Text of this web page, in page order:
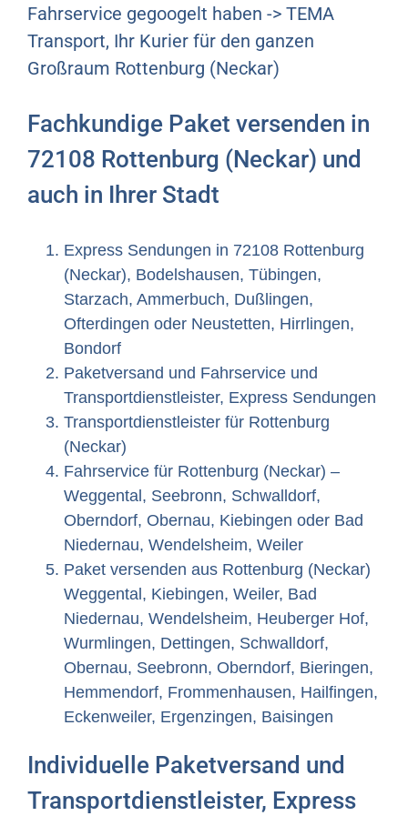
Fahrservice gegoogelt haben -> TEMA
Transport, Ihr Kurier für den ganzen
Großraum Rottenburg (Neckar)
Fachkundige Paket versenden in
72108 Rottenburg (Neckar) und
auch in Ihrer Stadt
Express Sendungen in 72108 Rottenburg
(Neckar), Bodelshausen, Tübingen,
Starzach, Ammerbuch, Dußlingen,
Ofterdingen oder Neustetten, Hirrlingen,
Bondorf
Paketversand und Fahrservice und
Transportdienstleister, Express Sendungen
Transportdienstleister für Rottenburg
(Neckar)
Fahrservice für Rottenburg (Neckar) –
Weggental, Seebronn, Schwalldorf,
Oberndorf, Obernau, Kiebingen oder Bad
Niedernau, Wendelsheim, Weiler
Paket versenden aus Rottenburg (Neckar)
Weggental, Kiebingen, Weiler, Bad
Niedernau, Wendelsheim, Heuberger Hof,
Wurmlingen, Dettingen, Schwalldorf,
Obernau, Seebronn, Oberndorf, Bieringen,
Hemmendorf, Frommenhausen, Hailfingen,
Eckenweiler, Ergenzingen, Baisingen
Individuelle Paketversand und
Transportdienstleister, Express